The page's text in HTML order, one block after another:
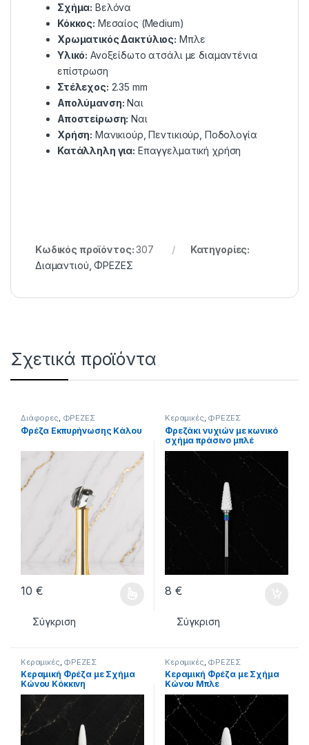
Σχήμα: Βελόνα
Κόκκος: Μεσαίος (Medium)
Χρωματικός Δακτύλιος: Μπλε
Υλικό: Ανοξείδωτο ατσάλι με διαμαντένια
επίστρωση
Στέλεχος: 2.35 mm
Απολύμανση: Ναι
Αποστείρωση: Ναι
Χρήση: Μανικιούρ, Πεντικιούρ, Ποδολογία
Κατάλληλη για: Επαγγελματική χρήση
Κωδικός προϊόντος:307
Κατηγορίες:
Διαμαντιού ,ΦΡΕΖΕΣ
Σχετικά προϊόντα
Διάφορες, ΦΡΕΖΕΣ
Φρέζα Εκπυρήνωσης Κάλου
10 €
Σύγκριση
Κεραμικές, ΦΡΕΖΕΣ
Φρεζάκι νυχιών με κωνικό
σχήμα πράσινο μπλέ
8 €
Σύγκριση
Κεραμικές ΦΡΕΖΕΣ
Κεραμική Φρέζα με Σχήμα
Κώνου Κόκκινη
Κεραμικές ΦΡΕΖΕΣ
Κεραμική Φρέζα με Σχήμα
Κώνου Μπλε